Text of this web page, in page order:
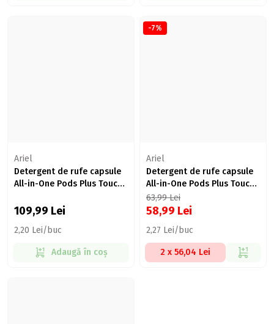
Ariel
Detergent de rufe capsule
All-in-One Pods Plus Touch
109,99 Lei
2,20 Lei/buc
Adaugă în coș
-7%
Ariel
Detergent de rufe capsule
All-in-One Pods Plus Touch
of Lenor, 26 spălări, 26 buc
63,99Lei
58,99 Lei
2,27 Lei/buc
2 x 56,04 Lei